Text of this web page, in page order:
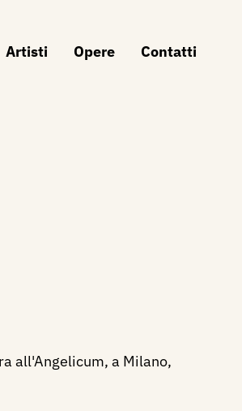
Artisti Opere Contatti
all'Angelicum, a Milano,